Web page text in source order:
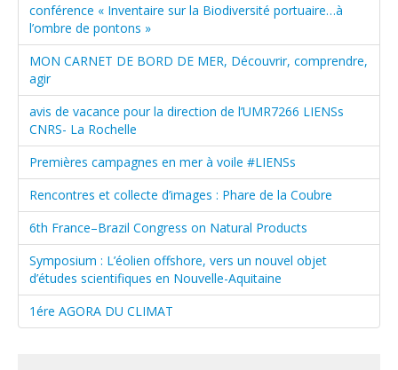
conférence « Inventaire sur la Biodiversité portuaire…à
l’ombre de pontons »
MON CARNET DE BORD DE MER, Découvrir, comprendre,
agir
avis de vacance pour la direction de l’UMR7266 LIENSs
CNRS- La Rochelle
Premières campagnes en mer à voile #LIENSs
Rencontres et collecte d’images : Phare de la Coubre
6th France–Brazil Congress on Natural Products
Symposium : L’éolien offshore, vers un nouvel objet
d’études scientifiques en Nouvelle-Aquitaine
1ére AGORA DU CLIMAT